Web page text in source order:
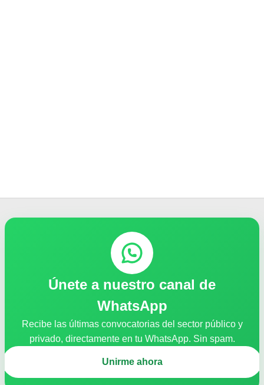
Únete a nuestro canal de
WhatsApp
Recibe las últimas convocatorias del sector público y
privado, directamente en tu WhatsApp. Sin spam.
Unirme ahora